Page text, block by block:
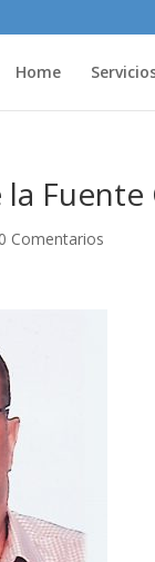
Home
la
0 Comentarios